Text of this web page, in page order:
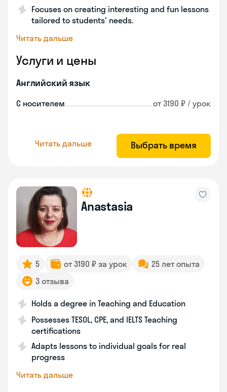
Focuses on creating interesting and fun lessons
tailored to students' needs.
Читать дальше
Услуги и цены
Английский язык
С носителем от 3190 ₽ / урок
Читать дальше Выбрать время
Anastasia
5 от 3190 ₽ за урок
25 лет опыта
3 отзыва
Holds a degree in Teaching and Education
Possesses TESOL, CPE, and IELTS Teaching
certifications
Adapts lessons to individual goals for real
progress
Читать дальше